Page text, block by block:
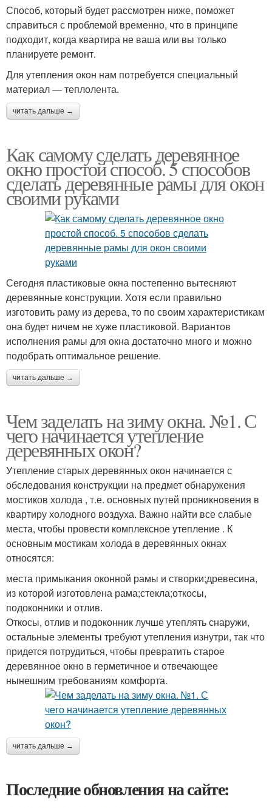
Способ, который будет рассмотрен ниже, поможет
справиться с проблемой временно, что в принципе
подходит, когда квартира не ваша или вы только
планируете ремонт.
Для утепления окон нам потребуется специальный
материал — теплолента.
читать дальше →
Как самому сделать деревянное
окно простой способ. 5 способов
сделать деревянные рамы для окон
своими руками
Сегодня пластиковые окна постепенно вытесняют
деревянные конструкции. Хотя если правильно
изготовить раму из дерева, то по своим характеристикам
она будет ничем не хуже пластиковой. Вариантов
исполнения рамы для окна достаточно много и можно
подобрать оптимальное решение.
читать дальше →
Чем заделать на зиму окна. №1. С
чего начинается утепление
деревянных окон?
Утепление старых деревянных окон начинается с
обследования конструкции на предмет обнаружения
мостиков холода , т.е. основных путей проникновения в
квартиру холодного воздуха. Важно найти все слабые
места, чтобы провести комплексное утепление . К
основным мостикам холода в деревянных окнах
относятся:
места примыкания оконной рамы и створки;древесина,
из которой изготовлена рама;стекла;откосы,
подоконники и отлив.
Откосы, отлив и подоконник лучше утеплять снаружи,
остальные элементы требуют утепления изнутри, так что
придется потрудиться, чтобы превратить старое
деревянное окно в герметичное и отвечающее
нынешним требованиям комфорта.
читать дальше →
Последние обновления на сайте: